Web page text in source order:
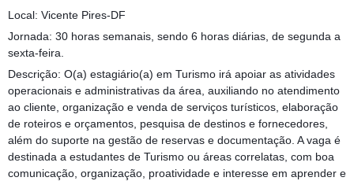
Local: Vicente Pires-DF
Jornada: 30 horas semanais, sendo 6 horas diárias, de segunda a
sexta-feira.
Descrição: O(a) estagiário(a) em Turismo irá apoiar as atividades
operacionais e administrativas da área, auxiliando no atendimento
ao cliente, organização e venda de serviços turísticos, elaboração
de roteiros e orçamentos, pesquisa de destinos e fornecedores,
além do suporte na gestão de reservas e documentação. A vaga é
destinada a estudantes de Turismo ou áreas correlatas, com boa
comunicação, organização, proatividade e interesse em aprender e